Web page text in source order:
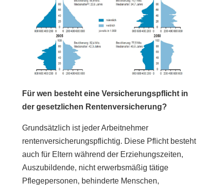
Für wen besteht eine Versicherungspflicht in
der gesetzlichen Rentenversicherung?
Grundsätzlich ist jeder Arbeitnehmer
rentenversicherungspflichtig. Diese Pflicht besteht
auch für Eltern während der Erziehungszeiten,
Auszubildende, nicht erwerbsmäßig tätige
Pflegepersonen, behinderte Menschen,